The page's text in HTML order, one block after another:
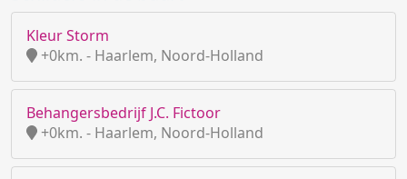
Kleur Storm
+0km. - Haarlem, Noord-Holland
Behangersbedrijf J.C. Fictoor
+0km. - Haarlem, Noord-Holland